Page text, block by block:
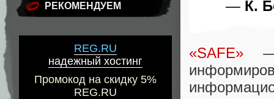
РЕКОМЕНДУЕМ
REG.RU
надежный хостинг
Промокод на скидку 5%
REG.RU
— К.
«SAFE» —